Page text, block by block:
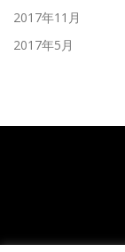
2017年11月
2017年5月